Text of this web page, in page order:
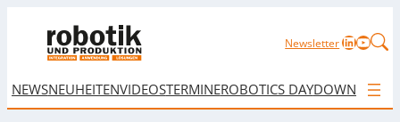
NewsletterLinkedIn
NEWSNEUHEITENVIDEOSTERMINEROBOTICS DAYDOWNLOAD